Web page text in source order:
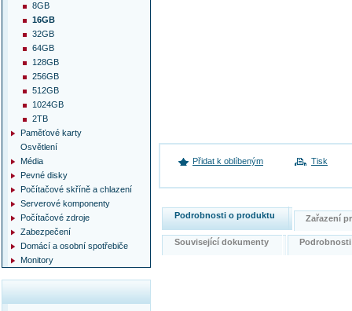
Přidat k oblíbeným Tisk
Podrobnosti o produktu Zařazení
Související dokumenty
8GB
16GB
32GB
64GB
128GB
256GB
512GB
1024GB
2TB
Paměťové karty
Osvětlení
Média
Pevné disky
Počítačové skříně a chlazení
Serverové komponenty
Počítačové zdroje
Zabezpečení
Domácí a osobní spotřebiče
Monitory